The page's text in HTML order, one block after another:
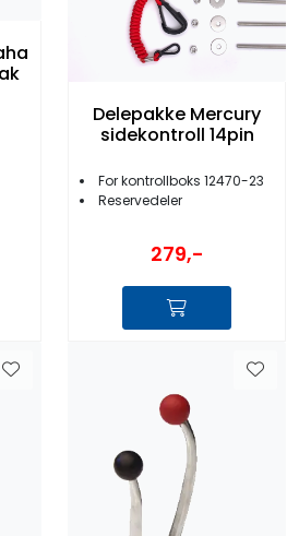
Delepakke Mercury
sidekontroll 14pin
For kontrollboks 12470-23
Reservedeler
279,-